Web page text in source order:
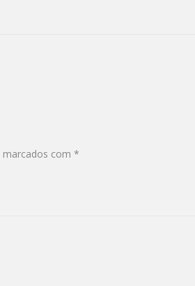
com *